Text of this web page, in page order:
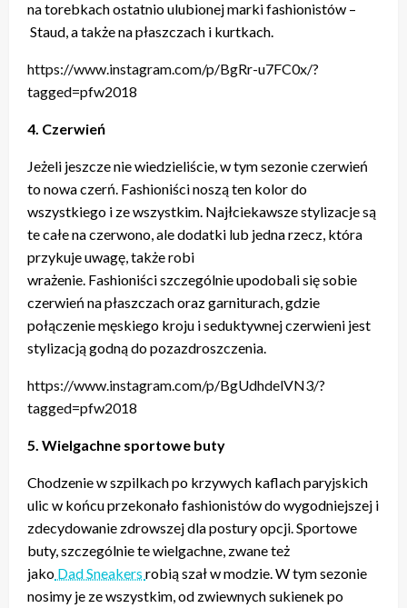
na torebkach ostatnio ulubionej marki fashionistów –
Staud, a także na płaszczach i kurtkach.
https://www.instagram.com/p/BgRr-u7FC0x/?
tagged=pfw2018
4. Czerwień
Jeżeli jeszcze nie wiedzieliście, w tym sezonie czerwień
to nowa czerń. Fashioniści noszą ten kolor do
wszystkiego i ze wszystkim. Najłciekawsze stylizacje są
te całe na czerwono, ale dodatki lub jedna rzecz, która
przykuje uwagę, także robi
wrażenie. Fashioniści szczególnie upodobali się sobie
czerwień na płaszczach oraz garniturach, gdzie
połączenie męskiego kroju i seduktywnej czerwieni jest
stylizacją godną do pozazdroszczenia.
https://www.instagram.com/p/BgUdhdelVN3/?
tagged=pfw2018
5. Wielgachne sportowe buty
Chodzenie w szpilkach po krzywych kaflach paryjskich
ulic w końcu przekonało fashionistów do wygodniejszej i
zdecydowanie zdrowszej dla postury opcji. Sportowe
buty, szczególnie te wielgachne, zwane też
jako Dad Sneakers robią szał w modzie. W tym sezonie
nosimy je ze wszystkim, od zwiewnych sukienek po